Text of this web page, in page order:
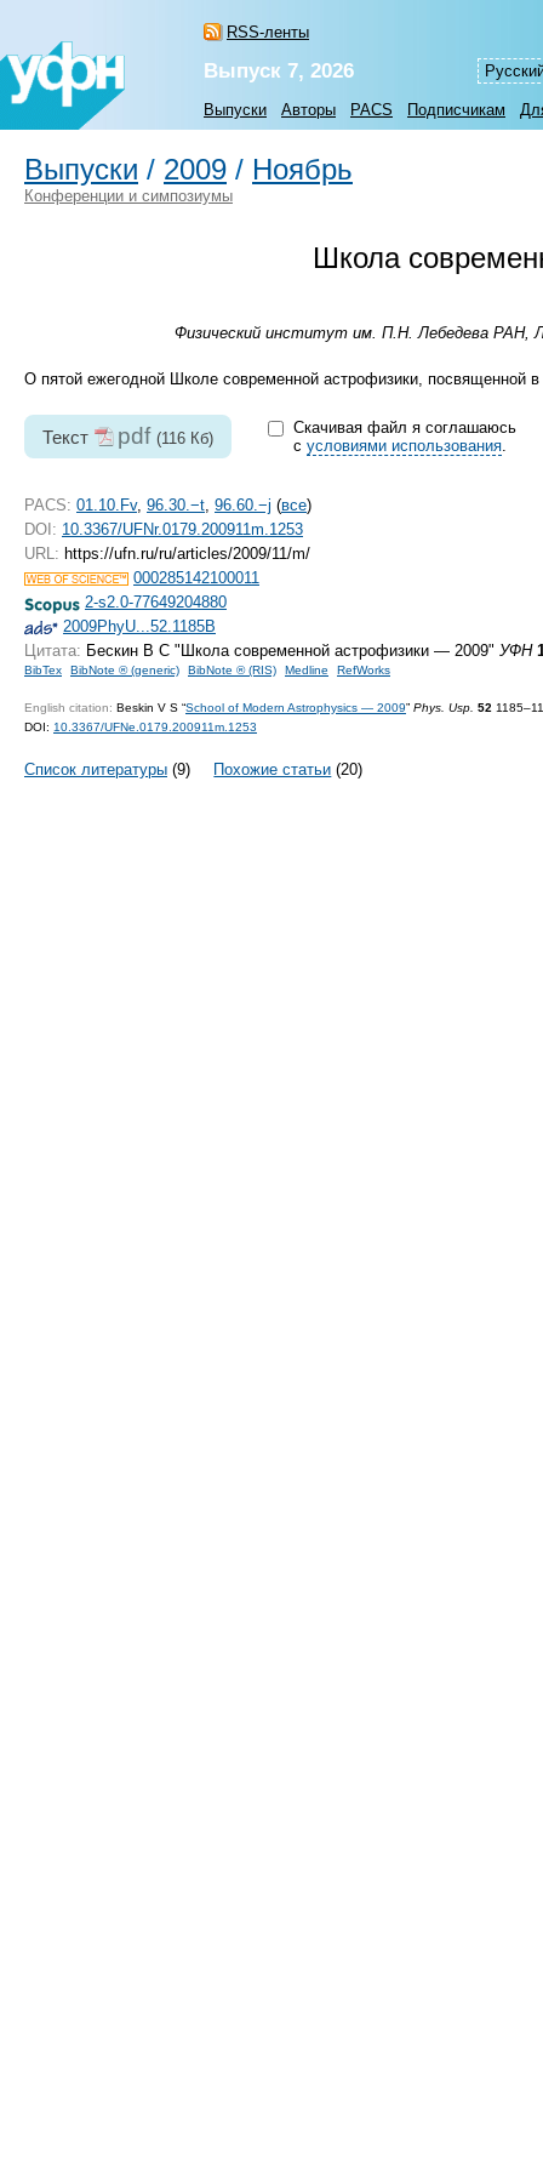
RSS-ленты
Выпуск 7, 2026
Выпуски Авторы PACS Подписчикам
Выпуски / 2009 / Ноябрь
Конференции и симпозиумы
Школа
Физический институт им. П.Н. Лебедева РАН,
О пятой ежегодной Школе современной астрофизики, посвященной
Текст pdf (116 Кб)
Скачивая файл я соглашаюсь
с условиями использования.
PACS: 01.10.Fv, 96.30.−t 96.60.−j (все)
DOI: 10.3367/UFNr.0179.200911m.1253
URL: https://ufn.ru/ru/articles/2009/11/m/
000285142100011
2-s2.0-77649204880
2009PhyU...52.1185B
Цитата: Бескин В С "Школа современной астрофизики — 2009" УФН
BibTex BibNote ® (generic) BibNote ® (RIS) Medline RefWorks
English citation: Beskin V S “School of Modern Astrophysics — 2009” Phys. Usp. 52
DOI: 10.3367/UFNe.0179.200911m.1253
Список литературы (9) Похожие статьи (20)